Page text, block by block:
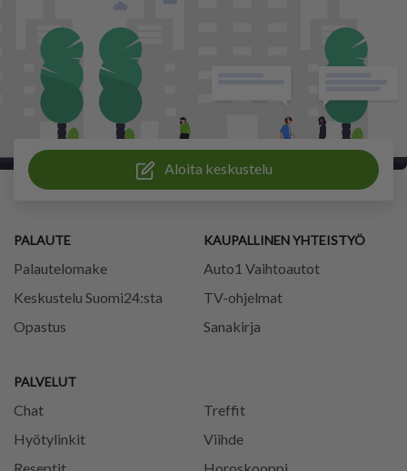
Aloita keskustelu
PALAUTE
Palautelomake
Keskustelu Suomi24:sta
Opastus
PALVELUT
Chat
Treffit
Hyötylinkit
Viihde
KAUPALLINEN YHTEISTYÖ
Auto1 Vaihtoautot
TV-ohjelmat
Sanakirja